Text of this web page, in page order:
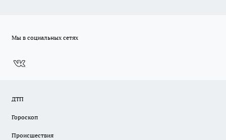
Мы в социальных сетях
ДТП
Гороскоп
Происшествия